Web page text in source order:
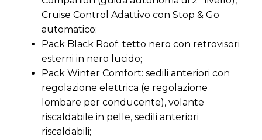
Cruise Control Adattivo con Stop & Go
automatico;
Pack Black Roof: tetto nero con retrovisori
esterni in nero lucido;
Pack Winter Comfort: sedili anteriori con
regolazione elettrica (e regolazione
lombare per conducente), volante
riscaldabile in pelle, sedili anteriori
riscaldabili;